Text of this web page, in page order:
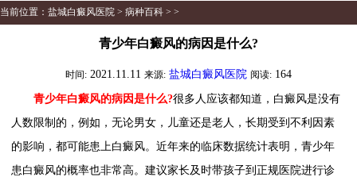
当前位置： 盐城白癜风医院 > 病种百科 > >
青少年白癜风的病因是什么?
时间: 2021.11.11 来源: 盐城白癜风医院 阅读: 164
青少年白癜风的病因是什么?很多人应该都知道，白癜风是没有
人数限制的，例如，无论男女，儿童还是老人，长期受到不利因素
的影响，都可能患上白癜风。近年来的临床数据统计表明，青少年
患白癜风的概率也非常高。建议家长及时带孩子到正规医院进行诊